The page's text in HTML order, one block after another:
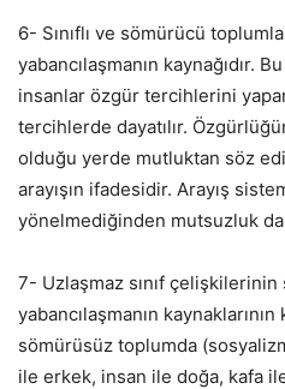
6- Sınıflı ve sömürücü
yabancılaşmanın kaynağıdır.
insanlar özgür tercihlerini
tercihlerde dayatılır.
olduğu yerde mutluktan söz
arayışın ifadesidir. Arayış
yönelmediğinden mutsuzluk
7- Uzlaşmaz sınıf
yabancılaşmanın kaynaklarının
sömürüsüz toplumda
ile erkek, insan ile doğa, kafa